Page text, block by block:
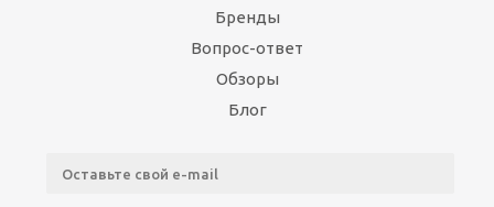
Бренды
Вопрос-ответ
Обзоры
Блог